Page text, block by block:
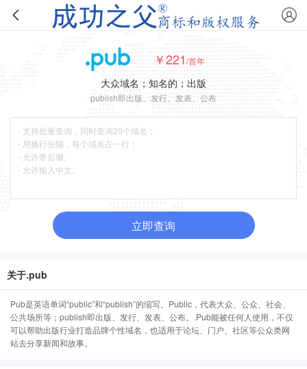
￥221/首年
大众域名；知名的；出版
publish即出版、发行、发表、公布
立即查询
关于.pub
Pub是英语单词“public”和“publish”的缩写。Public，代表大众、公众、社会、
公共场所等；publish即出版、发行、发表、公布。.Pub能被任何人使用，不仅
可以帮助出版行业打造品牌个性域名，也适用于论坛、门户、社区等公众类网
站去分享新闻和故事。